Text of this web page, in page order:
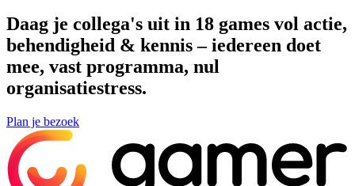
Daag je collega's uit in 18 games vol actie,
behendigheid & kennis – iedereen doet
mee, vast programma, nul
organisatiestress.
Plan je bezoek